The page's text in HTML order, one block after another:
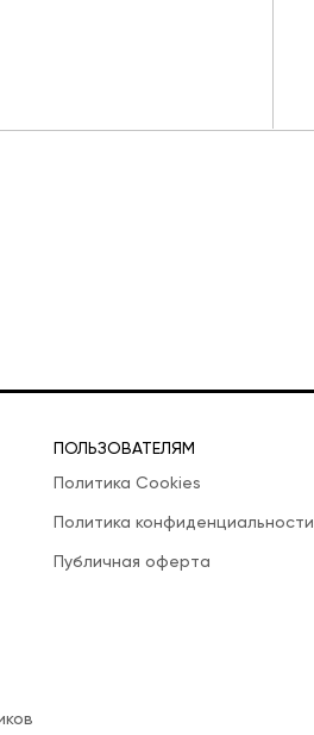
ПОЛЬЗОВАТЕЛЯМ
Политика Cookies
Политика конфиденциальности
Публичная оферта